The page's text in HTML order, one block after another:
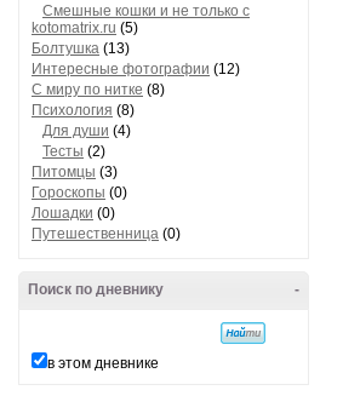
Смешные кошки и не только с
kotomatrix.ru (5)
Болтушка (13)
Интересные фотографии (12)
С миру по нитке (8)
Психология (8)
Для души (4)
Тесты (2)
Питомцы (3)
Гороскопы (0)
Лошадки (0)
Путешественница (0)
-
Поиск по дневнику
в этом дневнике